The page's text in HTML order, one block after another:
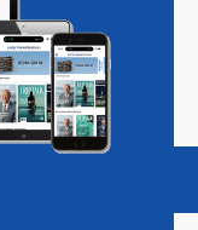
Vacatures